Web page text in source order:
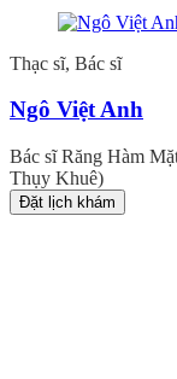
Thạc sĩ, Bác sĩ
Ngô Việt Anh
Bác sĩ Răng Hàm
Thụy Khuê)
Đặt lịch khám